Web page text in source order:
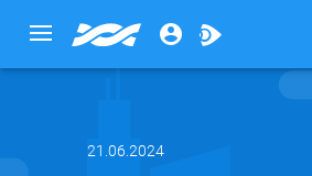
21.06.2024